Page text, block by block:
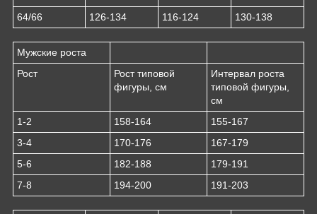
64/66
126-134 116-124 130-138
Мужские роста
Рост
Рост типовой
фигуры, см
Интервал роста
типовой фигуры,
см
1-2
158-164
155-167
3-4
170-176
167-179
5-6
182-188
179-191
7-8
194-200 191-203